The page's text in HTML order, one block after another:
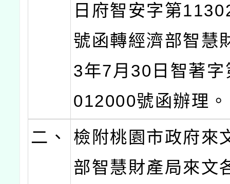
日府智安字第
號函轉經濟部智慧
3年7月30日智著
012000號函辦理。
二、
檢附桃園市政府來
部智慧財產局來文